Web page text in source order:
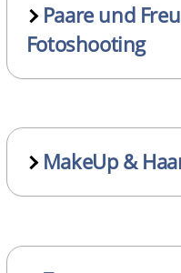
Paare und
Fotoshooting
MakeUp &